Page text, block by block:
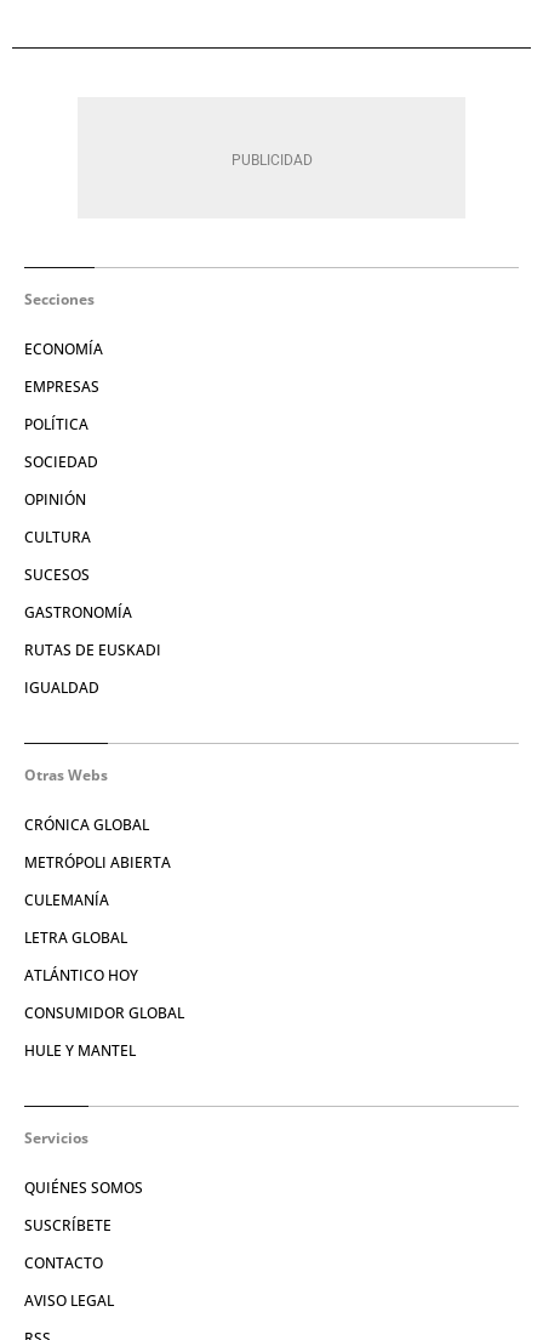
Secciones
ECONOMÍA
EMPRESAS
POLÍTICA
SOCIEDAD
OPINIÓN
CULTURA
SUCESOS
GASTRONOMÍA
RUTAS DE EUSKADI
IGUALDAD
Otras Webs
CRÓNICA GLOBAL
METRÓPOLI ABIERTA
CULEMANÍA
LETRA GLOBAL
ATLÁNTICO HOY
CONSUMIDOR GLOBAL
HULE Y MANTEL
Servicios
QUIÉNES SOMOS
SUSCRÍBETE
CONTACTO
AVISO LEGAL